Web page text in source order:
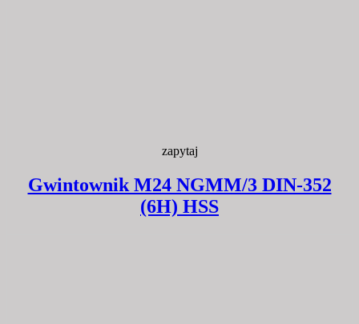
zapytaj
Gwintownik M24 NGMM/3 DIN-352
(6H) HSS